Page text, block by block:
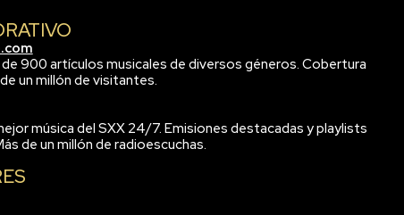
de 900 artículos musicales de diversos géneros. Cobertura
un millón de visitantes.
música del SXX 24/7. Emisiones destacadas y playlists
de un millón de radioescuchas.